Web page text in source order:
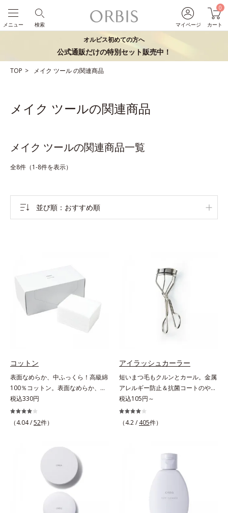
マイページ
0
カート
検索
メニュー
オルビス初めての方へ
公式通販だけの特別セット販売中！
TOP メイク ツールの関連商品
メイク ツールの関連商品
メイク ツールの関連商品一覧
全8件（1-8件を表示）
並び順 おすすめ順
コットン
表面なめらか、中ふっくら！高級綿
100％コットン。表面なめらか、中
ふっくら！ 高級綿100%のコットン
です。肌触りのなめらかさと、ふっ
くらとしたクッション性の高さを実
を使用。肌への負担を軽減し、快適
にお使いいただけます。
税込330円
（4.04 /52件）
アイラッシュカーラー
短いまつ毛もクルンとカール。金属
アレルギー防止＆抗菌コートのやさ
しさ設計。短いまつげもクルンとカ
ール。まぶたの丸み、目の幅を徹底
研究したオリジナルフレーム。くる
た。金属アレルギー防止＆抗菌コー
税込105円～
（4.2 / 405件）